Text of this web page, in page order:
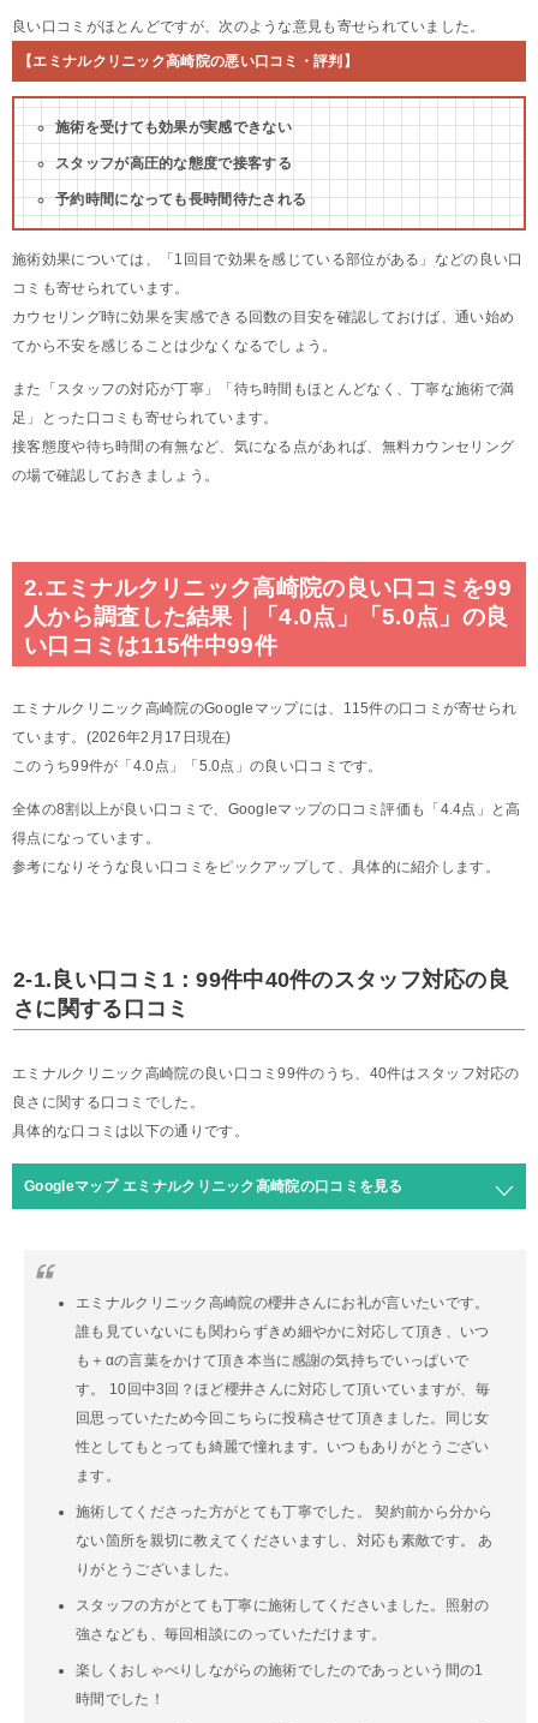
良い口コミがほとんどですが、次のような意見も寄せられていました。
【エミナルクリニック高崎院の悪い口コミ・評判】
施術を受けても効果が実感できない
スタッフが高圧的な態度で接客する
予約時間になっても長時間待たされる
施術効果については、「1回目で効果を感じている部位がある」などの良い口
コミも寄せられています。
カウセリング時に効果を実感できる回数の目安を確認しておけば、通い始め
てから不安を感じることは少なくなるでしょう。
また「スタッフの対応が丁寧」「待ち時間もほとんどなく、丁寧な施術で満
足」とった口コミも寄せられています。
接客態度や待ち時間の有無など、気になる点があれば、無料カウンセリング
の場で確認しておきましょう。
2.エミナルクリニック高崎院の良い口コミを99
人から調査した結果｜「4.0点」「5.0点」の良
い口コミは115件中99件
エミナルクリニック高崎院のGoogleマップには、115件の口コミが寄せられ
ています。(2026年2月17日現在)
このうち99件が「4.0点」「5.0点」の良い口コミです。
全体の8割以上が良い口コミで、Googleマップの口コミ評価も「4.4点」と高
得点になっています。
参考になりそうな良い口コミをピックアップして、具体的に紹介します。
2-1.良い口コミ1：99件中40件のスタッフ対応の良
さに関する口コミ
エミナルクリニック高崎院の良い口コミ99件のうち、40件はスタッフ対応の
良さに関する口コミでした。
具体的な口コミは以下の通りです。
Googleマップ エミナルクリニック高崎院の口コミを見る
エミナルクリニック高崎院の櫻井さんにお礼が言いたいです。
誰も見ていないにも関わらずきめ細やかに対応して頂き、いつ
も＋αの言葉をかけて頂き本当に感謝の気持ちでいっぱいで
す。 10回中3回？ほど櫻井さんに対応して頂いていますが、毎
回思っていたため今回こちらに投稿させて頂きました。同じ女
性としてもとっても綺麗で憧れます。いつもありがとうござい
ます。
施術してくださった方がとても丁寧でした。 契約前から分から
ない箇所を親切に教えてくださいますし、対応も素敵です。 あ
りがとうございました。
スタッフの方がとても丁寧に施術してくださいました。照射の
強さなども、毎回相談にのっていただけます。
楽しくおしゃべりしながらの施術でしたのであっという間の1
時間でした！